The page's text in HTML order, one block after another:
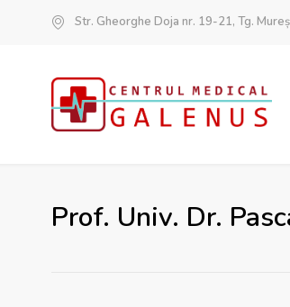
Str. Gheorghe Doja nr. 19-21, Tg.
Prof. Univ. Dr.